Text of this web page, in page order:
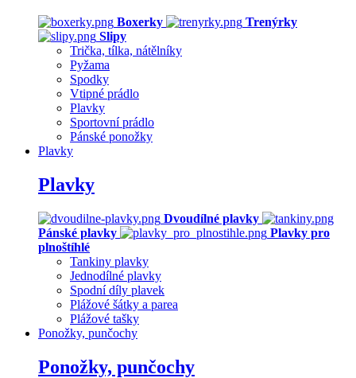
Boxerky
Trenýrky
Slipy
Trička, tílka, nátělníky
Pyžama
Spodky
Vtipné prádlo
Plavky
Sportovní prádlo
Pánské ponožky
Plavky
Plavky
Dvoudílné plavky
Pánské plavky
Plavky pro
plnoštíhlé
Tankiny plavky
Jednodílné plavky
Spodní díly plavek
Plážové šátky a parea
Plážové tašky
Ponožky, punčochy
Ponožky, punčochy